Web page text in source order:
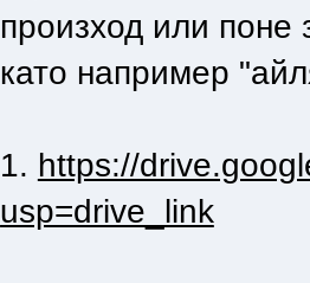
произход или поне
като например
1. https://
usp=drive_link